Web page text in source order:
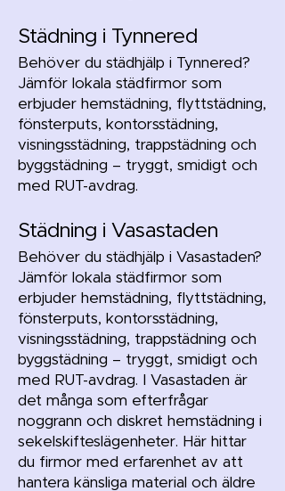
Städning i Tynnered
Behöver du städhjälp i Tynnered?
Jämför lokala städfirmor som
erbjuder hemstädning, flyttstädning,
fönsterputs, kontorsstädning,
visningsstädning, trappstädning och
byggstädning – tryggt, smidigt och
med RUT-avdrag.
Städning i Vasastaden
Behöver du städhjälp i Vasastaden?
Jämför lokala städfirmor som
erbjuder hemstädning, flyttstädning,
fönsterputs, kontorsstädning,
visningsstädning, trappstädning och
byggstädning – tryggt, smidigt och
med RUT-avdrag. I Vasastaden är
det många som efterfrågar
noggrann och diskret hemstädning i
sekelskifteslägenheter. Här hittar
du firmor med erfarenhet av att
hantera känsliga material och äldre